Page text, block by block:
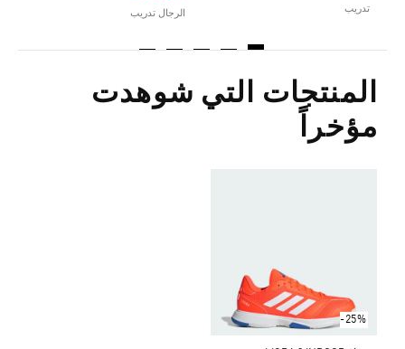
تدريب الرجال تدريب
المنتجات التي شوهدت
مؤخراً
-25%